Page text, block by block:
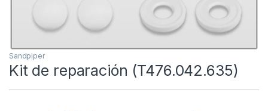
Sandpiper
Kit de reparación (T476.042.635)